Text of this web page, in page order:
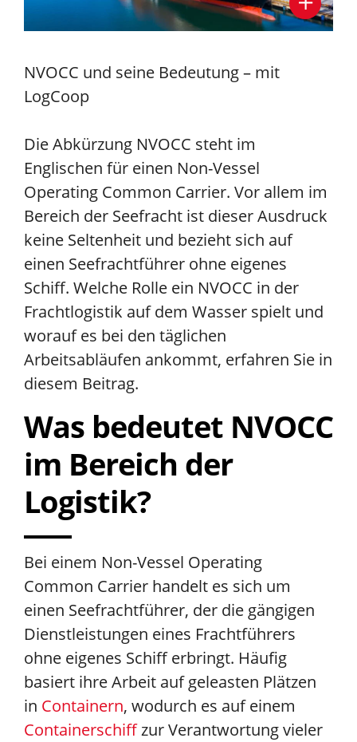
NVOCC und seine Bedeutung – mit
LogCoop
Die Abkürzung NVOCC steht im
Englischen für einen Non-Vessel
Operating Common Carrier. Vor allem im
Bereich der Seefracht ist dieser Ausdruck
keine Seltenheit und bezieht sich auf
einen Seefrachtführer ohne eigenes
Schiff. Welche Rolle ein NVOCC in der
Frachtlogistik auf dem Wasser spielt und
worauf es bei den täglichen
Arbeitsabläufen ankommt, erfahren Sie in
diesem Beitrag.
Was bedeutet NVOCC
im Bereich der
Logistik?
Bei einem Non-Vessel Operating
Common Carrier handelt es sich um
einen Seefrachtführer, der die gängigen
Dienstleistungen eines Frachtführers
ohne eigenes Schiff erbringt. Häufig
basiert ihre Arbeit auf geleasten Plätzen
in Containern, wodurch es auf einem
Containerschiffzur Verantwortung vieler